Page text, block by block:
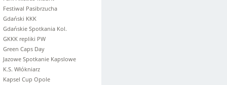
Festiwal Pasibrzucha
Gdański KKK
Gdańskie Spotkania Kol.
GKKK repliki PW
Green Caps Day
Jazowe Spotkanie Kapslowe
K.S. Włókniarz
Kapsel Cup Opole